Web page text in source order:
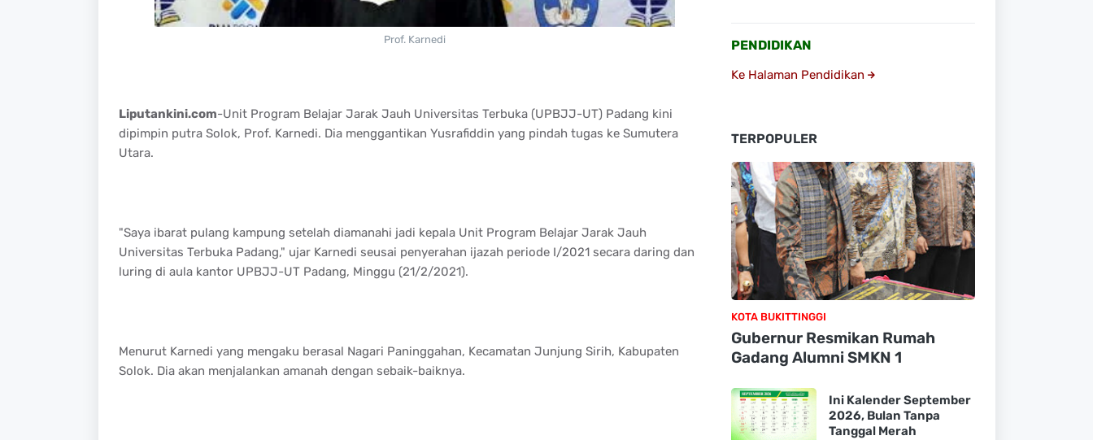
Prof. Karnedi
Liputankini.com-Unit Program Belajar Jarak Jauh Universitas Terbuka (UPBJJ-UT) Padang kini
dipimpin putra Solok, Prof. Karnedi. Dia menggantikan Yusrafiddin yang pindah tugas ke Sumutera
Utara.
"Saya ibarat pulang kampung setelah diamanahi jadi kepala Unit Program Belajar Jarak Jauh
Universitas Terbuka Padang," ujar Karnedi seusai penyerahan ijazah periode I/2021 secara daring dan
luring di aula kantor UPBJJ-UT Padang, Minggu (21/2/2021).
Menurut Karnedi yang mengaku berasal Nagari Paninggahan, Kecamatan Junjung Sirih, Kabupaten
Solok. Dia akan menjalankan amanah dengan sebaik-baiknya.
PENDIDIKAN
Ke Halaman Pendidikan
TERPOPULER
KOTA BUKITTINGGI
Gubernur Resmikan Rumah
Gadang Alumni SMKN 1
Ini Kalender September
2026, Bulan Tanpa
Tanggal Merah